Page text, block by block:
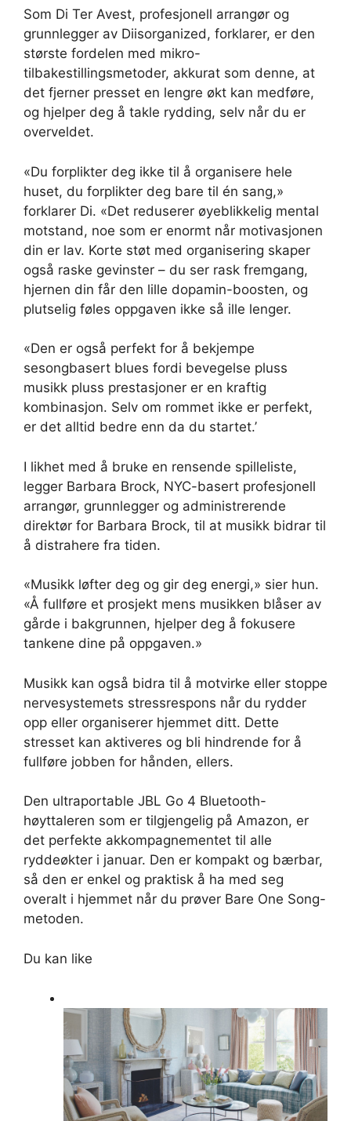
Som Di Ter Avest, profesjonell arrangør og
grunnlegger av Diisorganized, forklarer, er den
største fordelen med mikro-
tilbakestillingsmetoder, akkurat som denne, at
det fjerner presset en lengre økt kan medføre,
og hjelper deg å takle rydding, selv når du er
overveldet.
«Du forplikter deg ikke til å organisere hele
huset, du forplikter deg bare til én sang,»
forklarer Di. «Det reduserer øyeblikkelig mental
motstand, noe som er enormt når motivasjonen
din er lav. Korte støt med organisering skaper
også raske gevinster – du ser rask fremgang,
hjernen din får den lille dopamin-boosten, og
plutselig føles oppgaven ikke så ille lenger.
«Den er også perfekt for å bekjempe
sesongbasert blues fordi bevegelse pluss
musikk pluss prestasjoner er en kraftig
kombinasjon. Selv om rommet ikke er perfekt,
er det alltid bedre enn da du startet.’
I likhet med å bruke en rensende spilleliste,
legger Barbara Brock, NYC-basert profesjonell
arrangør, grunnlegger og administrerende
direktør for Barbara Brock, til at musikk bidrar til
å distrahere fra tiden.
«Musikk løfter deg og gir deg energi,» sier hun.
«Å fullføre et prosjekt mens musikken blåser av
gårde i bakgrunnen, hjelper deg å fokusere
tankene dine på oppgaven.»
Musikk kan også bidra til å motvirke eller stoppe
nervesystemets stressrespons når du rydder
opp eller organiserer hjemmet ditt. Dette
stresset kan aktiveres og bli hindrende for å
fullføre jobben for hånden, ellers.
Den ultraportable JBL Go 4 Bluetooth-
høyttaleren som er tilgjengelig på Amazon, er
det perfekte akkompagnementet til alle
ryddeøkter i januar. Den er kompakt og bærbar,
så den er enkel og praktisk å ha med seg
overalt i hjemmet når du prøver Bare One Song-
metoden.
Du kan like